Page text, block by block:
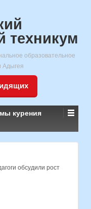
техникум
образовательное
Адыгея
курения
обсудили рост